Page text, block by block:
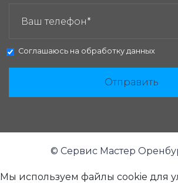
Соглашаюсь на обработку данных
Отправить
© Сервис Мастер
Мы используем файлы cookie для